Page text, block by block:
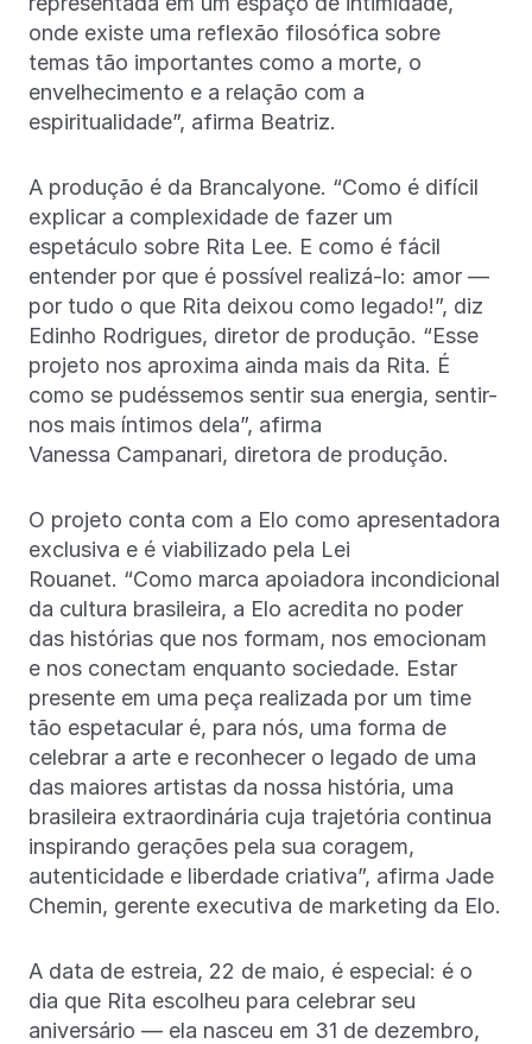
onde existe uma reflexão filosófica sobre
temas tão importantes como a morte, o
envelhecimento e a relação com a
espiritualidade”, afirma Beatriz.
A produção é da Brancalyone. “Como é difícil
explicar a complexidade de fazer um
espetáculo sobre Rita Lee. E como é fácil
entender por que é possível realizá-lo: amor —
por tudo o que Rita deixou como legado!”, diz
Edinho Rodrigues, diretor de produção. “Esse
projeto nos aproxima ainda mais da Rita. É
como se pudéssemos sentir sua energia, sentir-
nos mais íntimos dela”, afirma
Vanessa Campanari, diretora de produção.
O projeto conta com a Elo como apresentadora
exclusiva e é viabilizado pela Lei
Rouanet. “Como marca apoiadora incondicional
da cultura brasileira, a Elo acredita no poder
das histórias que nos formam, nos emocionam
e nos conectam enquanto sociedade. Estar
presente em uma peça realizada por um time
tão espetacular é, para nós, uma forma de
celebrar a arte e reconhecer o legado de uma
das maiores artistas da nossa história, uma
brasileira extraordinária cuja trajetória continua
inspirando gerações pela sua coragem,
autenticidade e liberdade criativa”, afirma Jade
Chemin, gerente executiva de marketing da Elo.
A data de estreia, 22 de maio, é especial: é o
dia que Rita escolheu para celebrar seu
aniversário — ela nasceu em 31 de dezembro,